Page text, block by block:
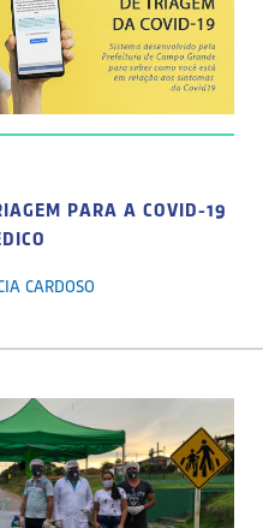
PARA A COVID-19
CARDOSO